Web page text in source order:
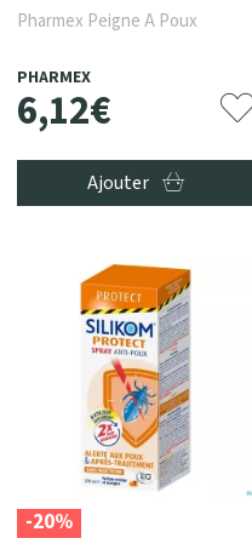
Pharmex Peigne A Poux
PHARMEX
6,12€
Ajouter
-20%